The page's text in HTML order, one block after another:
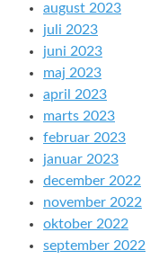
august 2023
juli 2023
juni 2023
maj 2023
april 2023
marts 2023
februar 2023
januar 2023
december 2022
november 2022
oktober 2022
september 2022